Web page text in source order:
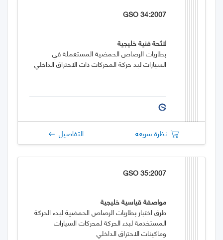
GSO 34:2007
لائحة فنية خليجية
بطاريات الرصاص الحمضية المستعملة في
السيارات لبد حركة المحركات ذات الاحتراق الداخلي
نظرة سريعة التفاصيل
GSO 35:2007
مواصفة قياسية خليجية
طرق اختبار بطاريات الرصاص الحمضية لبدء الحركة
المستخدمة لبدء الحركة لمحركات السيارات
وماكينات الاحتراق الداخلي